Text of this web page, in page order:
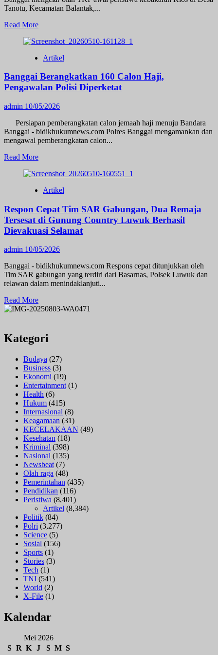
Tanotu, Kecamatan Balantak,...
Read MoreRead
about
Balantak
TKP
Awal
Kios
di
Tanotu,
Kerugian
Ditaksir
Rp200
Juta
Artikel
Banggai Berangkatkan 160 Calon Haji,
Pengawalan Polisi Diperketat
admin 10/05/2026
Persiapan pemberangkatan calon jemaah haji menuju Bandara
Banggai - bidikhukumnews.com Polres Banggai mengamankan dan
mengawal pemberangkatan calon...
Read MoreRead
about
Berangkatkan
Calon
Haji,
Pengawalan
Polisi
Artikel
Respon Cepat Tim SAR Gabungan, Dua Remaja
Tersesat di Gunung Country Luwuk Berhasil
Dievakuasi Selamat
admin 10/05/2026
Banggai - bidikhukumnews.com Respons cepat ditunjukkan oleh
Tim SAR gabungan yang terdiri dari Basarnas, Polsek Luwuk dan
relawan dalam menindaklanjuti...
Read MoreRead
more
Cepat
Tim
Gabungan,
Dua
Remaja
Tersesat
di
Gunung
Country
Luwuk
Berhasil
Dievakuasi
Selamat
Kategori
Budaya (27)
Business (3)
Ekonomi (19)
Entertainment (1)
Health (6)
Hukum (415)
Internasional (8)
Keagamaan (31)
KECELAKAAN (49)
Kesehatan (18)
Kriminal (398)
Nasional (135)
Newsbeat (7)
Olah raga (48)
Pemerintahan (435)
Pendidikan (116)
Peristiwa (8,401)
Artikel (8,384)
Politik (84)
Polri (3,277)
Science (5)
Sosial (156)
Sports (1)
Stories (3)
Tech (1)
TNI (541)
World (2)
X-File (1)
Kalendar
Mei 2026
S R K J S M S